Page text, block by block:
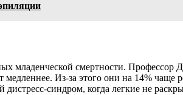
младенческой смертности.
медленнее. Из-за этого они на 14%
синдром, когда легкие не